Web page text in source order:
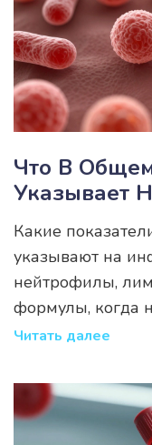
Что В
Указывает
Ключевые
Значат
Какие
указывают на
нейтрофилы,
формулы, когда
отдых.
Читать далее